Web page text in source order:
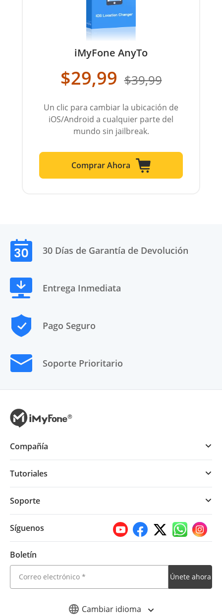
iMyFone AnyTo
$29,99 $39,99
Un clic para cambiar la ubicación de
iOS/Android a cualquier parte del
mundo sin jailbreak.
Comprar Ahora
30 Días de Garantía de Devolución
Entrega Inmediata
Pago Seguro
Soporte Prioritario
Cambiar idioma
Compañía
Tutoriales
Soporte
Síguenos
Boletín
Únete ahora